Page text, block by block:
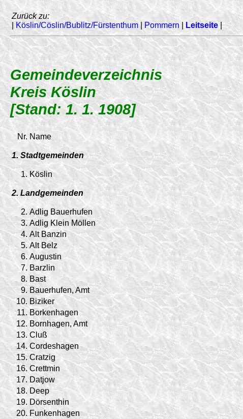
Zurück zu:
| Köslin/Cöslin/Bublitz/Fürstenthum| Pommern| Leitseite|
Gemeindeverzeichnis
Kreis Köslin
[Stand: 1. 1. 1908]
Nr. Name
1. Stadtgemeinden
1. Köslin
2. Landgemeinden
2. Adlig Bauerhufen
3. Adlig Klein Möllen
4. Alt Banzin
5. Alt Belz
6. Augustin
7. Barzlin
8. Bast
9. Bauerhufen, Amt
10. Biziker
11. Borkenhagen
12. Bornhagen, Amt
13. Cluß
14. Cordeshagen
15. Cratzig
16. Crettmin
17. Datjow
18. Deep
19. Dörsenthin
20. Funkenhagen